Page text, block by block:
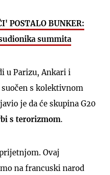
POSTALO BUNKER:
summita
u Parizu, Ankari i
s kolektivnom
je da će skupina G20
s terorizmom.
Ovaj
na francuski narod